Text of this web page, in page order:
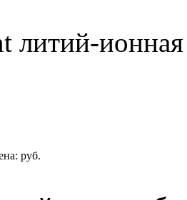
литий-
руб.